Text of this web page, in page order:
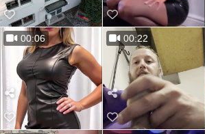
00:06 00:22